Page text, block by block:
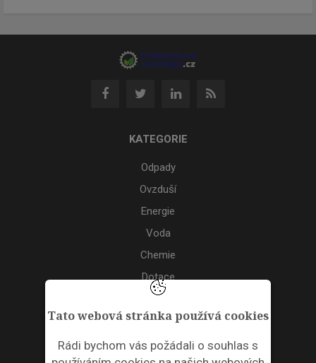
Tato webová stránka používá cookies
Rádi bychom vás požádali o souhlas s
KATEGORIE
Odpady
Ovzduší
Energie
Voda
Chemie
Dotace
Akce